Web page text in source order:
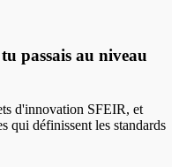
passais au niveau
d'innovation SFEIR, et
qui définissent les standards